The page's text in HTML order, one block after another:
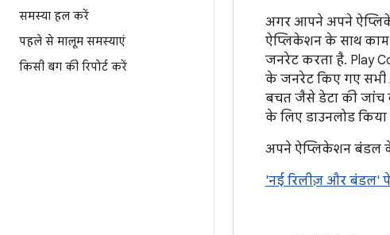
समस्या हल करें
पहले से मालूम समस्याएं
किसी बग की रिपोर्ट करें
अगर आपने अपने
ऐप्लिकेशन के साथ
जनरेट करता है. Play
के जनरेट किए गए सभी
बचत जैसे डेटा की जांच
के लिए डाउनलोड
अपने ऐप्लिकेशन बंडल के
'नई रिलीज़ और बंडल'